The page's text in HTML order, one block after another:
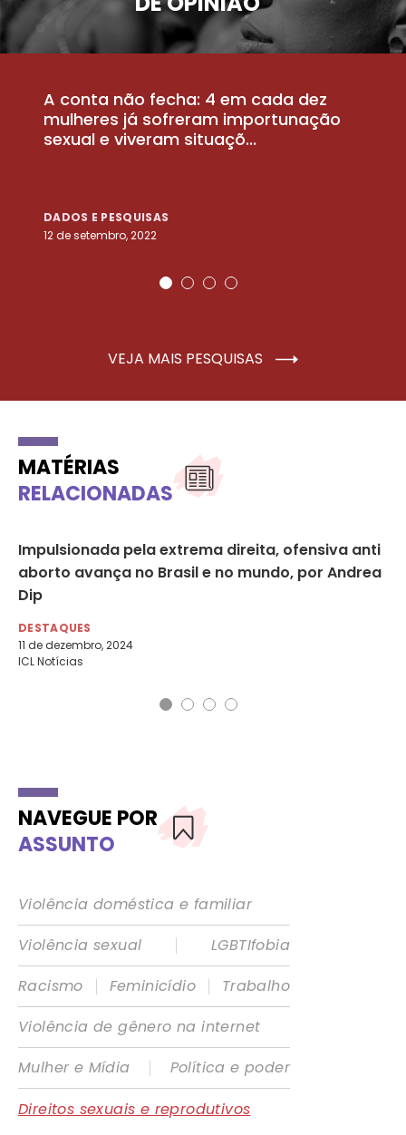
A conta não fecha: 4 em cada dez
mulheres já sofreram importunação
sexual e viveram situaçõ...
DADOS E PESQUISAS
12 de setembro, 2022
VEJA MAIS PESQUISAS
MATÉRIAS
RELACIONADAS
Impulsionada pela extrema direita, ofensiva anti
aborto avança no Brasil e no mundo, por Andrea
Dip
DESTAQUES
11 de dezembro, 2024
ICL Notícias
NAVEGUE POR
ASSUNTO
Violência doméstica e familiar
Violência sexual
|
LGBTIfobia
Racismo
| Feminicídio |
Trabalho
Violência de gênero na internet
Mulher e Mídia
|
Política e poder
Direitos sexuais e reprodutivos